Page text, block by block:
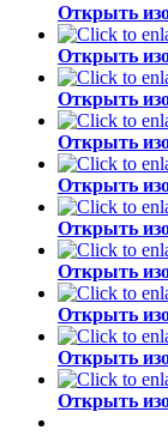
Открыть
Открыть
Открыть
Открыть
Открыть
Открыть
Открыть
Открыть
Открыть
Открыть